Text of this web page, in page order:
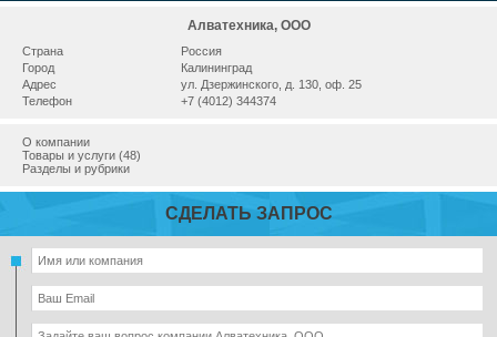
Алватехника, ООО
Страна
Россия
Город
Калининград
Адрес
ул. Дзержинского, д. 130, оф. 25
Телефон
+7 (4012) 344374
О компании
Товары и услуги (48)
Разделы и рубрики
СДЕЛАТЬ ЗАПРОС